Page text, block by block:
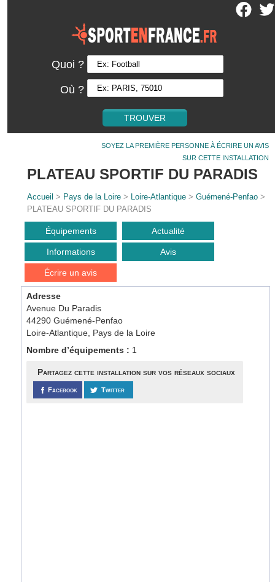
Quoi ?
Où ?
SOYEZ LA PREMIÈRE PERSONNE À ÉCRIRE UN AVIS
SUR CETTE INSTALLATION
PLATEAU SPORTIF DU PARADIS
Accueil > Pays de la Loire > Loire-Atlantique >Guémené-Penfao >
PLATEAU SPORTIF DU PARADIS
Équipements Actualité
Informations Avis
Écrire un avis
Adresse
Avenue Du Paradis
44290 Guémené-Penfao
Loire-Atlantique, Pays de la Loire
Nombre d’équipements : 1
Partagez cette installation sur vos réseaux sociaux
Facebook Twitter